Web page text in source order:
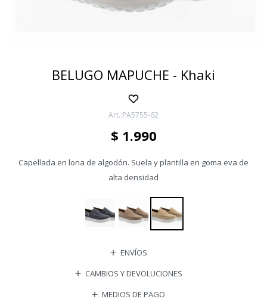
BELUGO MAPUCHE - Khaki
PA5755-62
$ 1.990
Capellada en lona de algodón. Suela y plantilla en goma eva de
alta densidad
ENVÍOS
CAMBIOS Y DEVOLUCIONES
MEDIOS DE PAGO